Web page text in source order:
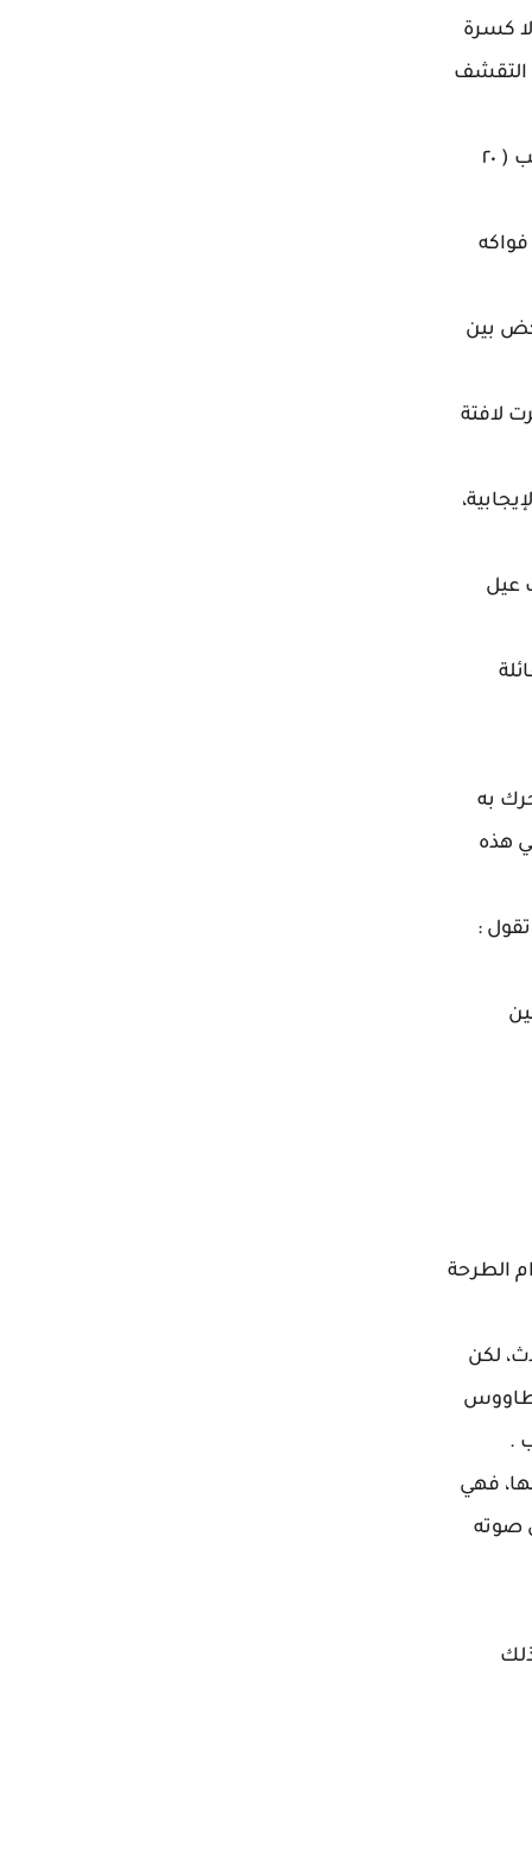
كسرة
التقشف
وقع بصرها فجأة على عربة فواكهة بها اطباق جاهزة من فواكهة متنوعة، ثمرة تقريبًا من كل نوع، وفوق الطبق كُتب ( ٢٠
بين
لافتة
عيل
به
هذه
:
الطرحة
لكن
.
فهي
صوته